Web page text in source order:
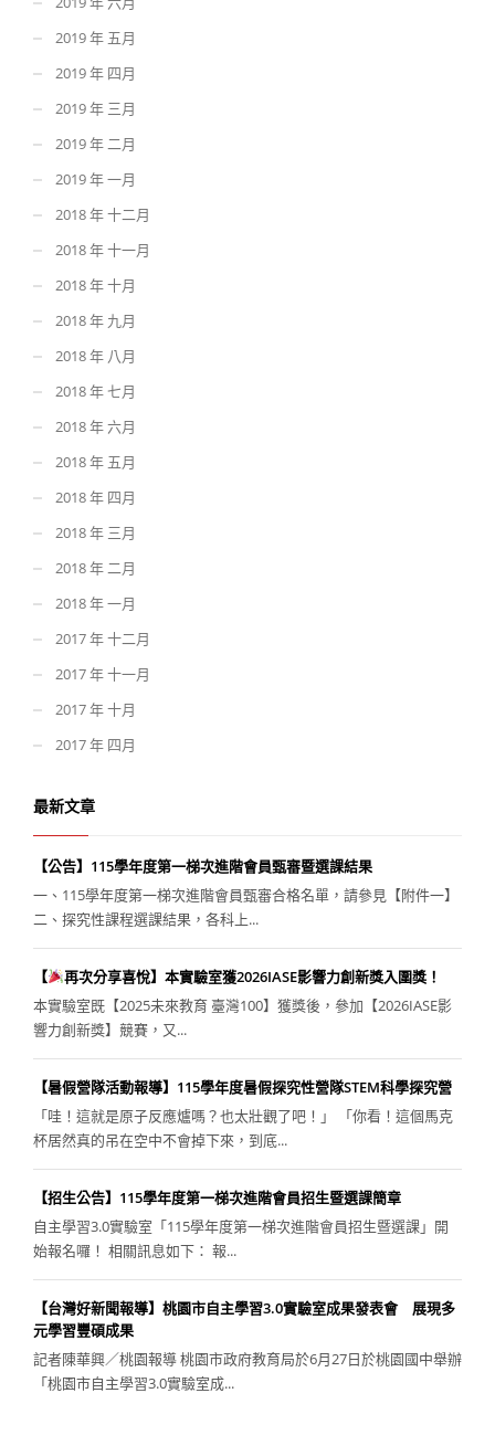
2019 年 五月
2019 年 四月
2019 年 三月
2019 年 二月
2019 年 一月
2018 年 十二月
2018 年 十一月
2018 年 十月
2018 年 九月
2018 年 八月
2018 年 七月
2018 年 六月
2018 年 五月
2018 年 四月
2018 年 三月
2018 年 二月
2018 年 一月
2017 年 十二月
2017 年 十一月
2017 年 十月
2017 年 四月
最新文章
【公告】115學年度第一梯次進階會員甄審暨選課結果
一、115學年度第一梯次進階會員甄審合格名單，請參見【附件一】
二、探究性課程選課結果，各科上...
【
再次分享喜悅】本實驗室獲2026IASE影響力創新獎入圍獎！
本實驗室既【2025未來教育 臺灣100】獲獎後，參加【2026IASE影
響力創新獎】競賽，又...
【暑假營隊活動報導】115學年度暑假探究性營隊STEM科學探究營
「哇！這就是原子反應爐嗎？也太壯觀了吧！」 「你看！這個馬克
杯居然真的吊在空中不會掉下來，到底...
【招生公告】115學年度第一梯次進階會員招生暨選課簡章
自主學習3.0實驗室「115學年度第一梯次進階會員招生暨選課」開
始報名囉！ 相關訊息如下： 報...
【台灣好新聞報導】桃園市自主學習3.0實驗室成果發表會 展現多
元學習豐碩成果
記者陳華興／桃園報導 桃園市政府教育局於6月27日於桃園國中舉辦
「桃園市自主學習3.0實驗室成...